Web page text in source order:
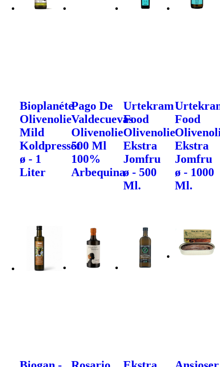
Bioplanéte
Olivenolie
Mild
Koldpresset
ø - 1
Liter
Pago De
Valdecuevas
Olivenolie
500 Ml
100%
Arbequina
Urtekram
Food
Olivenolie
Ekstra
Jomfru
ø - 500
Ml.
Food
Ekstra
Jomfru
ø - 1000
Ml.